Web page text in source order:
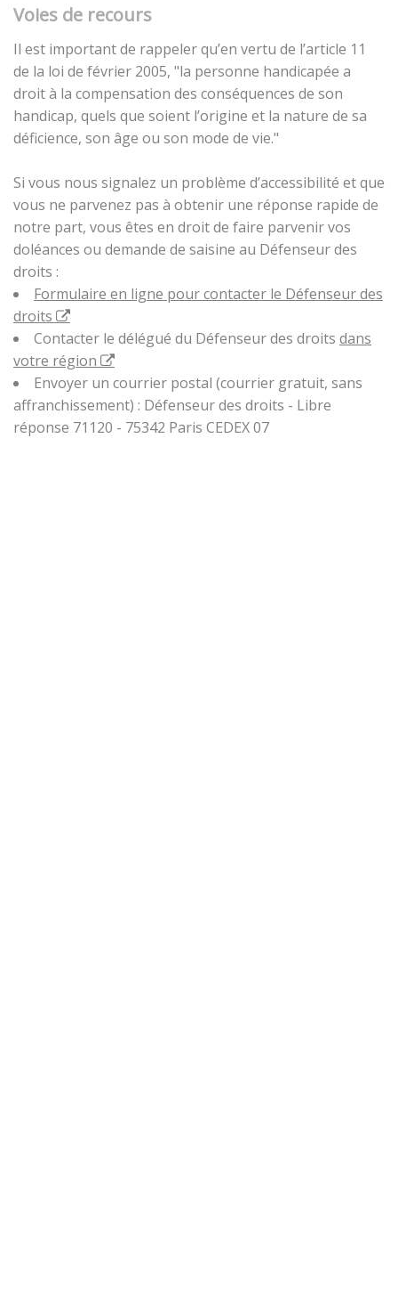
Voies de recours
Il est important de rappeler qu’en vertu de l’article 11
de la loi de février 2005, "la personne handicapée a
droit à la compensation des conséquences de son
handicap, quels que soient l’origine et la nature de sa
déficience, son âge ou son mode de vie."
Si vous nous signalez un problème d’accessibilité et que
vous ne parvenez pas à obtenir une réponse rapide de
notre part, vous êtes en droit de faire parvenir vos
doléances ou demande de saisine au Défenseur des
droits :
Formulaire en ligne pour contacter le Défenseur des
droits
Contacter le délégué du Défenseur des droits dans
votre région
Envoyer un courrier postal (courrier gratuit, sans
affranchissement) : Défenseur des droits - Libre
réponse 71120 - 75342 Paris CEDEX 07